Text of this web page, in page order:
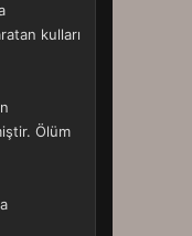
kulları
Ölüm